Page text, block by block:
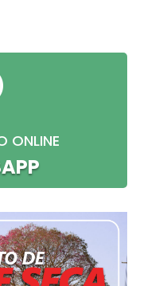
ONLINE